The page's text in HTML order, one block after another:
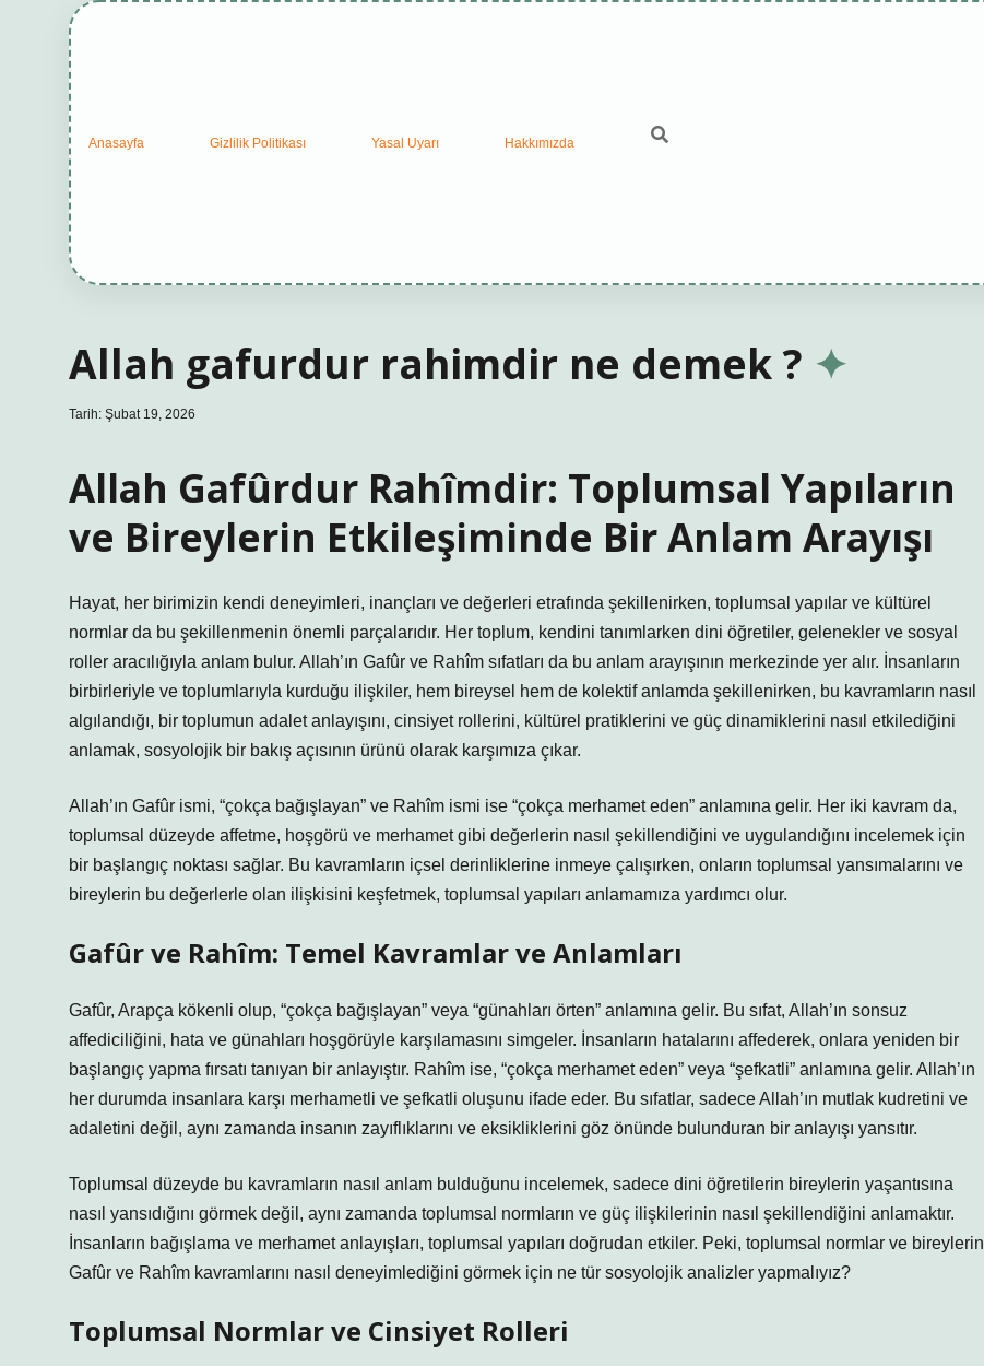
Anasayfa Gizlilik Politikası Yasal Uyarı Hakkımızda
Allah gafurdur rahimdir ne demek ?
Tarih: Şubat 19, 2026
Allah Gafûrdur Rahîmdir: Toplumsal Yapıların
ve Bireylerin Etkileşiminde Bir Anlam Arayışı
Hayat, her birimizin kendi deneyimleri, inançları ve değerleri etrafında şekillenirken, toplumsal yapılar ve kültürel
normlar da bu şekillenmenin önemli parçalarıdır. Her toplum, kendini tanımlarken dini öğretiler, gelenekler ve sosyal
roller aracılığıyla anlam bulur. Allah’ın Gafûr ve Rahîm sıfatları da bu anlam arayışının merkezinde yer alır. İnsanların
birbirleriyle ve toplumlarıyla kurduğu ilişkiler, hem bireysel hem de kolektif anlamda şekillenirken, bu kavramların nasıl
algılandığı, bir toplumun adalet anlayışını, cinsiyet rollerini, kültürel pratiklerini ve güç dinamiklerini nasıl etkilediğini
anlamak, sosyolojik bir bakış açısının ürünü olarak karşımıza çıkar.
Allah’ın Gafûr ismi, “çokça bağışlayan” ve Rahîm ismi ise “çokça merhamet eden” anlamına gelir. Her iki kavram da,
toplumsal düzeyde affetme, hoşgörü ve merhamet gibi değerlerin nasıl şekillendiğini ve uygulandığını incelemek için
bir başlangıç noktası sağlar. Bu kavramların içsel derinliklerine inmeye çalışırken, onların toplumsal yansımalarını ve
bireylerin bu değerlerle olan ilişkisini keşfetmek, toplumsal yapıları anlamamıza yardımcı olur.
Gafûr ve Rahîm: Temel Kavramlar ve Anlamları
Gafûr, Arapça kökenli olup, “çokça bağışlayan” veya “günahları örten” anlamına gelir. Bu sıfat, Allah’ın sonsuz
affediciliğini, hata ve günahları hoşgörüyle karşılamasını simgeler. İnsanların hatalarını affederek, onlara yeniden bir
başlangıç yapma fırsatı tanıyan bir anlayıştır. Rahîm ise, “çokça merhamet eden” veya “şefkatli” anlamına gelir. Allah’ın
her durumda insanlara karşı merhametli ve şefkatli oluşunu ifade eder. Bu sıfatlar, sadece Allah’ın mutlak kudretini ve
adaletini değil, aynı zamanda insanın zayıflıklarını ve eksikliklerini göz önünde bulunduran bir anlayışı yansıtır.
Toplumsal düzeyde bu kavramların nasıl anlam bulduğunu incelemek, sadece dini öğretilerin bireylerin yaşantısına
nasıl yansıdığını görmek değil, aynı zamanda toplumsal normların ve güç ilişkilerinin nasıl şekillendiğini anlamaktır.
İnsanların bağışlama ve merhamet anlayışları, toplumsal yapıları doğrudan etkiler. Peki, toplumsal normlar ve bireylerin
Gafûr ve Rahîm kavramlarını nasıl deneyimlediğini görmek için ne tür sosyolojik analizler yapmalıyız?
Toplumsal Normlar ve Cinsiyet Rolleri